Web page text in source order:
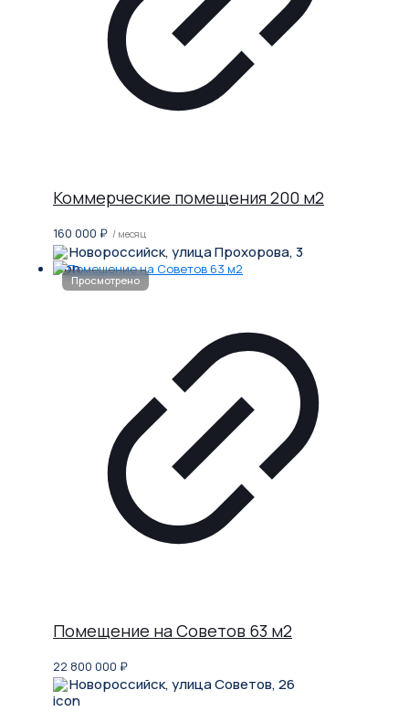
Коммерческие помещения 200 м2
160 000 ₽ / месяц
Новороссийск, улица Прохорова, 3
Помещение на Советов 63 м2
22 800 000 ₽
Новороссийск, улица Советов, 26